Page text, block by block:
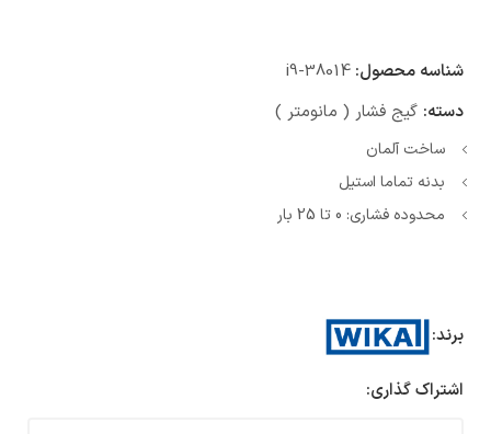
شناسه محصول: i9-38014
دسته: گیج فشار ( مانومتر )
ساخت آلمان
بدنه تماما استیل
محدوده فشاری: 0 تا 25 بار
برند:
اشتراک گذاری: